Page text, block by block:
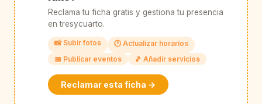
Reclama tu ficha gratis y gestiona tu presencia
en tresycuarto.
📸 Subir fotos
🕐 Actualizar horarios
📅 Publicar eventos
🎵 Añadir servicios
Reclamar esta ficha →